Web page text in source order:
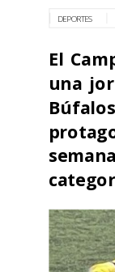
DEPORTES
El
una